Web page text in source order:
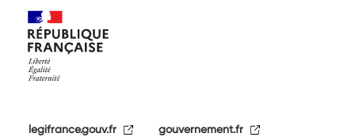
legifrance.gouv.fr gouvernement.fr